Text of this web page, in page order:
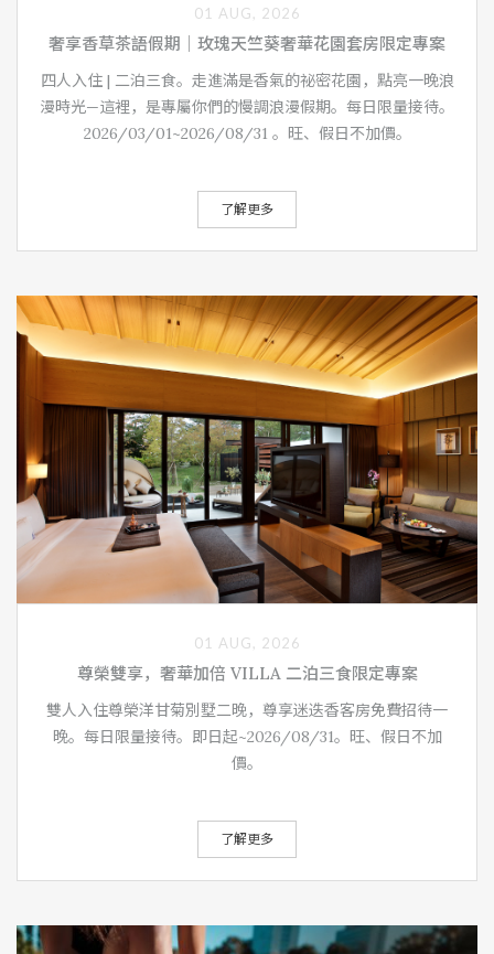
奢享香草茶語假期｜玫瑰天竺葵奢華花園套房限定專案
四人入住 | 二泊三食。走進滿是香氣的祕密花園，點亮一晚浪
漫時光—這裡，是專屬你們的慢調浪漫假期。每日限量接待。
2026/03/01~2026/08/31 。旺、假日不加價。
01 AUG, 2026
了解更多
尊榮雙享，奢華加倍 VILLA 二泊三食限定專案
雙人入住尊榮洋甘菊別墅二晚，尊享迷迭香客房免費招待一
晚。每日限量接待。即日起~2026/08/31。旺、假日不加
價。
01 AUG, 2026
了解更多